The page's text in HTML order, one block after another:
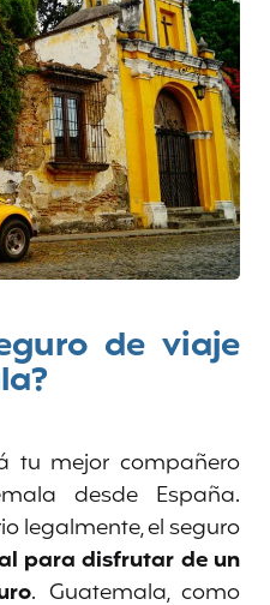
de viaje
tu mejor compañero
desde España.
legalmente, el seguro
para disfrutar de un
. Guatemala, como